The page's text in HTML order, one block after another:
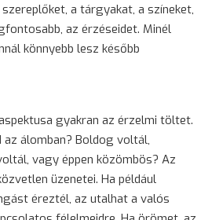
a tárgyakat, a színeket,
az érzéseidet. Minél
könnyebb lesz később
gyakran az érzelmi töltet.
álomban? Boldog voltál,
vagy éppen közömbös? Az
üzenetei. Ha például
éreztél, az utalhat a valós